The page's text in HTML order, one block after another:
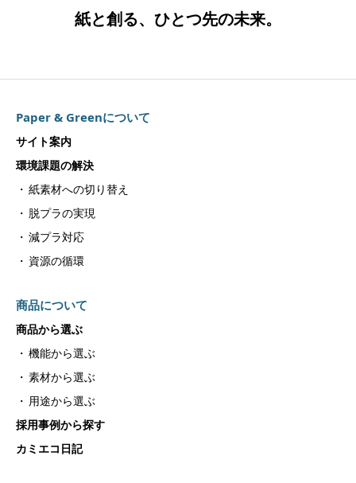
紙と創る、ひとつ先の未来。
Paper & Greenについて
サイト案内
環境課題の解決
紙素材への切り替え
脱プラの実現
減プラ対応
資源の循環
商品について
商品から選ぶ
機能から選ぶ
素材から選ぶ
用途から選ぶ
採用事例から探す
カミエコ日記